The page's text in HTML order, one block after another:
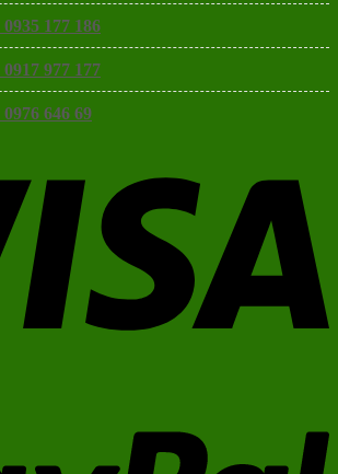
0935 177 186
0917 977 177
0976 646 69